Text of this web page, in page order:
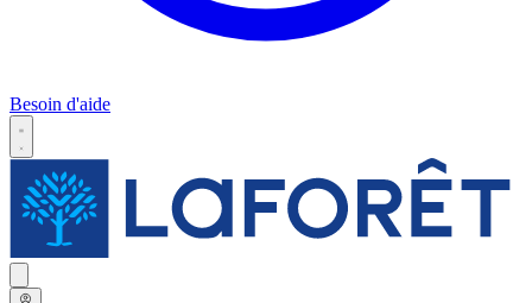
Besoin d'aide